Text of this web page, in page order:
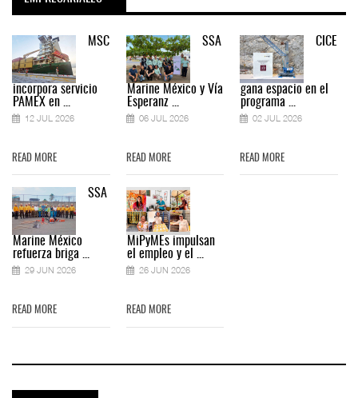
MSC
incorpora servicio
PAMEX en ...
12 JUL 2026
READ MORE
SSA
Marine México
refuerza briga ...
29 JUN 2026
READ MORE
SSA
Marine México y Vía
Esperanz ...
06 JUL 2026
READ MORE
MiPyMEs impulsan
el empleo y el ...
26 JUN 2026
READ MORE
CICE
gana espacio en el
programa ...
02 JUL 2026
READ MORE